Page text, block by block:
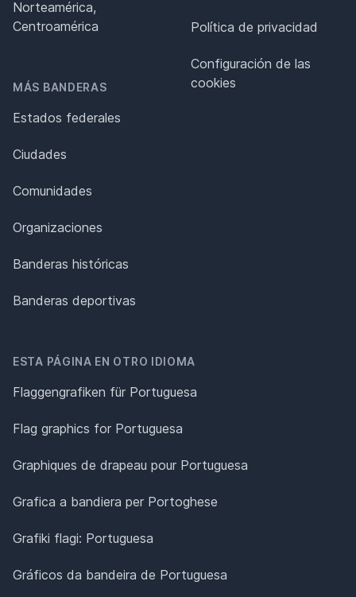
Norteamérica,
Centroamérica
MÁS BANDERAS
Estados federales
Ciudades
Comunidades
Organizaciones
Banderas históricas
Banderas deportivas
Política de privacidad
Configuración de las
cookies
ESTA PÁGINA EN OTRO IDIOMA
Flaggengrafiken für Portuguesa
Flag graphics for Portuguesa
Graphiques de drapeau pour Portuguesa
Grafica a bandiera per Portoghese
Grafiki flagi: Portuguesa
Gráficos da bandeira de Portuguesa